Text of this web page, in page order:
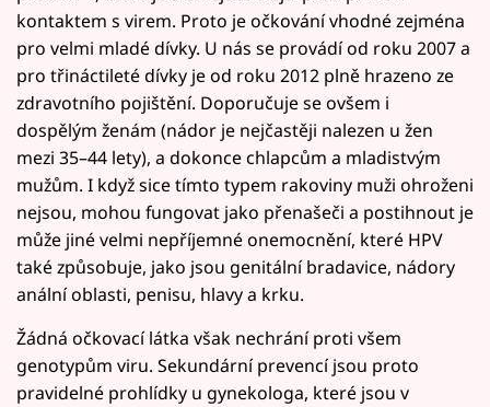
kontaktem s virem. Proto je očkování vhodné zejména
pro velmi mladé dívky. U nás se provádí od roku 2007 a
pro třináctileté dívky je od roku 2012 plně hrazeno ze
zdravotního pojištění. Doporučuje se ovšem i
dospělým ženám (nádor je nejčastěji nalezen u žen
mezi 35–44 lety), a dokonce chlapcům a mladistvým
mužům. I když sice tímto typem rakoviny muži ohroženi
nejsou, mohou fungovat jako přenašeči a postihnout je
může jiné velmi nepříjemné onemocnění, které HPV
také způsobuje, jako jsou genitální bradavice, nádory
anální oblasti, penisu, hlavy a krku.
Žádná očkovací látka však nechrání proti všem
genotypům viru. Sekundární prevencí jsou proto
pravidelné prohlídky u gynekologa, které jsou v